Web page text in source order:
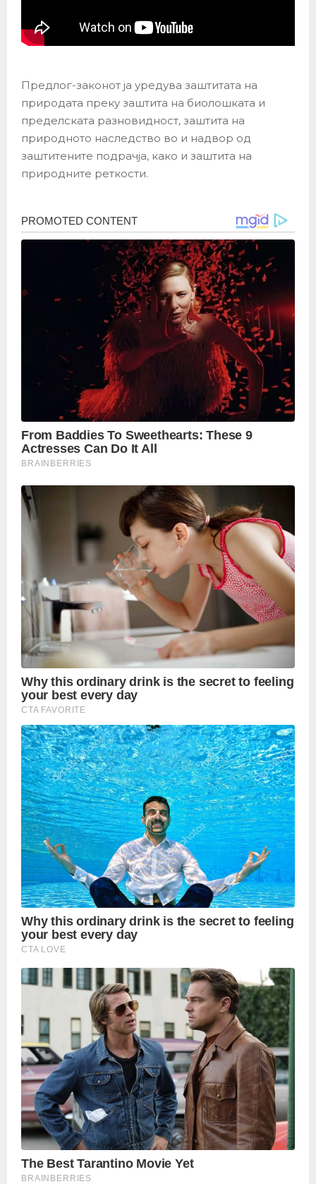
Предлог-законот ја уредува заштитата на
природата преку заштита на биолошката и
пределската разновидност, заштита на
природното наследство во и надвор од
заштитените подрачја, како и заштита на
природните реткости.